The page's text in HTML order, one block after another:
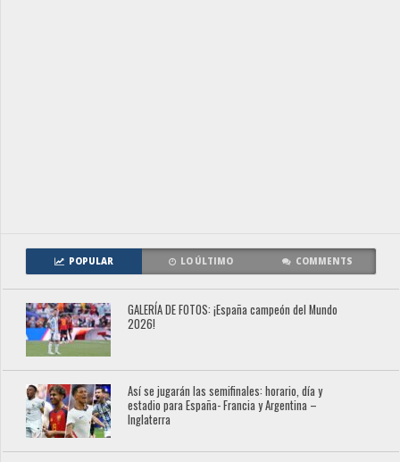
POPULAR LO ÚLTIMO COMMENTS
GALERÍA DE FOTOS: ¡España campeón del Mundo
2026!
Así se jugarán las semifinales: horario, día y
estadio para España- Francia y Argentina –
Inglaterra